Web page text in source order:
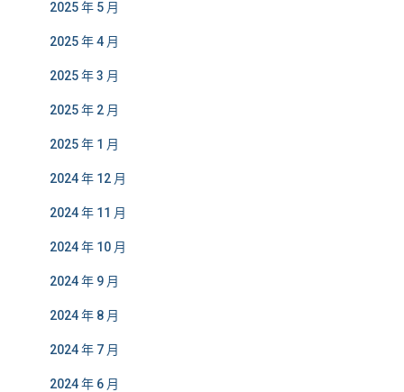
2025 年 5 月
2025 年 4 月
2025 年 3 月
2025 年 2 月
2025 年 1 月
2024 年 12 月
2024 年 11 月
2024 年 10 月
2024 年 9 月
2024 年 8 月
2024 年 7 月
2024 年 6 月